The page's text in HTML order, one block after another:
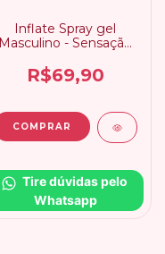
Inflate Spray gel
Masculino - Sensação
R$69,90
Tire dúvidas pelo
Whatsapp